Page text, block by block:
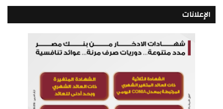
الإعلانات